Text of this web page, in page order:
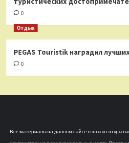
0
Отдых
PEGAS Touristik наградил
0
Все материалы на данном сайте взяты из